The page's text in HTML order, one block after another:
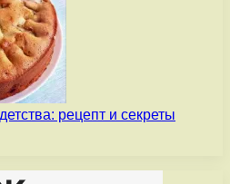
рецепт и секреты